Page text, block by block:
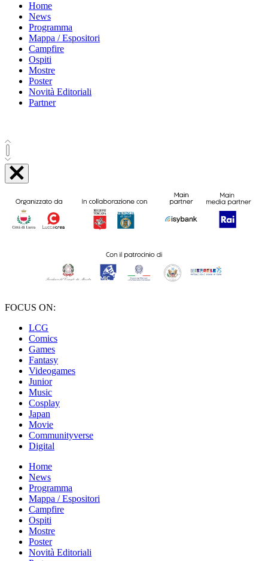
Home
News
Programma
Mappa / Espositori
Campfire
Ospiti
Mostre
Poster
Novità Editoriali
Partner
FOCUS ON:
LCG
Comics
Games
Fantasy
Videogames
Junior
Music
Cosplay
Japan
Movie
Communityverse
Digital
Home
News
Programma
Mappa / Espositori
Campfire
Ospiti
Mostre
Poster
Novità Editoriali